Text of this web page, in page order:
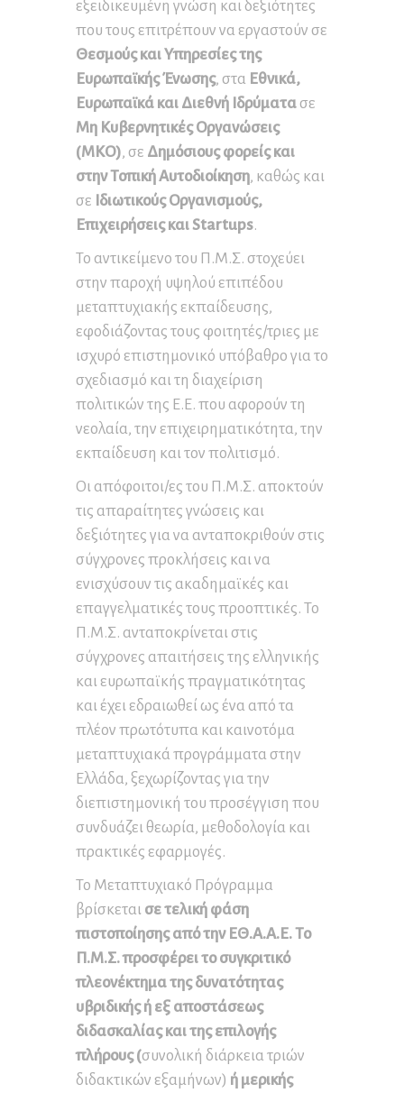
εξειδικευμένη γνώση και δεξιότητες
που τους επιτρέπουν να εργαστούν σε
Θεσμούς και Υπηρεσίες της
Ευρωπαϊκής Ένωσης, στα Εθνικά,
Ευρωπαϊκά και Διεθνή Ιδρύματα σε
Μη Κυβερνητικές Οργανώσεις
(ΜΚΟ), σε Δημόσιους φορείς και
στην Τοπική Αυτοδιοίκηση, καθώς και
σε Ιδιωτικούς Οργανισμούς,
Επιχειρήσεις και Startups.
Το αντικείμενο του Π.Μ.Σ. στοχεύει
στην παροχή υψηλού επιπέδου
μεταπτυχιακής εκπαίδευσης,
εφοδιάζοντας τους φοιτητές/τριες με
ισχυρό επιστημονικό υπόβαθρο για το
σχεδιασμό και τη διαχείριση
πολιτικών της Ε.Ε. που αφορούν τη
νεολαία, την επιχειρηματικότητα, την
εκπαίδευση και τον πολιτισμό.
Οι απόφοιτοι/ες του Π.Μ.Σ. αποκτούν
τις απαραίτητες γνώσεις και
δεξιότητες για να ανταποκριθούν στις
σύγχρονες προκλήσεις και να
ενισχύσουν τις ακαδημαϊκές και
επαγγελματικές τους προοπτικές. Το
Π.Μ.Σ. ανταποκρίνεται στις
σύγχρονες απαιτήσεις της ελληνικής
και ευρωπαϊκής πραγματικότητας
και έχει εδραιωθεί ως ένα από τα
πλέον πρωτότυπα και καινοτόμα
μεταπτυχιακά προγράμματα στην
Ελλάδα, ξεχωρίζοντας για την
διεπιστημονική του προσέγγιση που
συνδυάζει θεωρία, μεθοδολογία και
πρακτικές εφαρμογές.
Το Μεταπτυχιακό Πρόγραμμα
βρίσκεται σε τελική φάση
πιστοποίησης από την ΕΘ.Α.Α.Ε. Το
Π.Μ.Σ. προσφέρει το συγκριτικό
πλεονέκτημα της δυνατότητας
υβριδικής ή εξ αποστάσεως
διδασκαλίας και της επιλογής
πλήρους (συνολική διάρκεια τριών
διδακτικών εξαμήνων) ή μερικής